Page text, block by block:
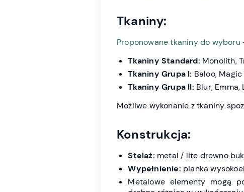
Tkaniny:
Proponowane tkaniny do wyboru
Tkaniny Standard: Monolith,
Tkaniny Grupa I: Baloo,
Tkaniny Grupa II: Blur, Emma,
Możliwe wykonanie z tkaniny
Konstrukcja:
Stelaż: metal / lite drewno
Wypełnienie: pianka
Metalowe elementy mogą